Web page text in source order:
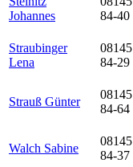
Johannes
84-40
Straubinger
Lena
08145
84-29
Strauß Günter
08145
84-64
Walch Sabine
08145
84-37